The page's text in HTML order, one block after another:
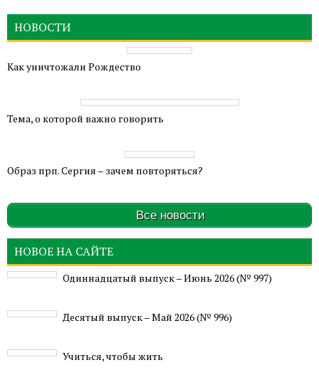
НОВОСТИ
Как уничтожали Рождество
Тема, о которой важно говорить
Образ прп. Сергия – зачем повторяться?
Все новости
НОВОЕ НА САЙТЕ
Одиннадцатый выпуск – Июнь 2026 (№ 997)
Деcятый выпуск – Май 2026 (№ 996)
Учиться, чтобы жить